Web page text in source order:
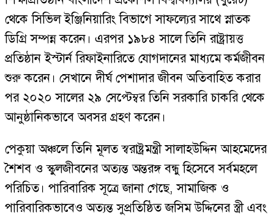
থেকে সিভিল ইঞ্জিনিয়ারিং বিভাগে সাফল্যের সাথে স্নাতক
ডিগ্রি সম্পন্ন করেন। এরপর ১৯৮৪ সালে তিনি রাষ্ট্রায়ত্ত
প্রতিষ্ঠান ইস্টার্ন রিফাইনারিতে যোগদানের মাধ্যমে কর্মজীবন
শুরু করেন। সেখানে দীর্ঘ পেশাদার জীবন অতিবাহিত করার
পর ২০২০ সালের ২৯ সেপ্টেম্বর তিনি সরকারি চাকরি থেকে
আনুষ্ঠানিকভাবে অবসর গ্রহণ করেন।
পেকুয়া অঞ্চলে তিনি মূলত স্বরাষ্ট্রমন্ত্রী সালাহউদ্দিন আহমেদের
শৈশব ও স্কুলজীবনের অত্যন্ত অন্তরঙ্গ বন্ধু হিসেবে সর্বমহলে
পরিচিত। পারিবারিক সূত্রে জানা গেছে, সামাজিক ও
পারিবারিকভাবেও অত্যন্ত সুপ্রতিষ্ঠিত জসিম উদ্দিনের স্ত্রী এবং